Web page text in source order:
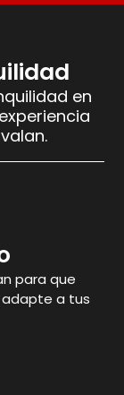
en
para que
a tus